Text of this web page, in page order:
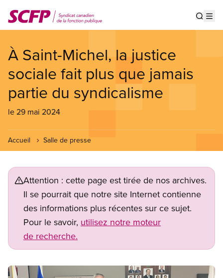
au
contenu
À Saint-Michel, la justice
sociale fait plus que jamais
partie du syndicalisme
le 29 mai 2024
Accueil Salle de presse
Attention : cette page est tirée de nos archives.
Il se pourrait que notre site Internet contienne
des informations plus récentes sur ce sujet.
Pour le savoir, utilisez notre moteur
de recherche.
Image